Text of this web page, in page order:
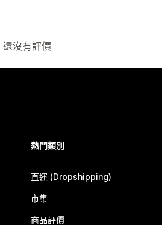
還沒有評價
熱門類別
直運 (Dropshipping)
市集
商品評價